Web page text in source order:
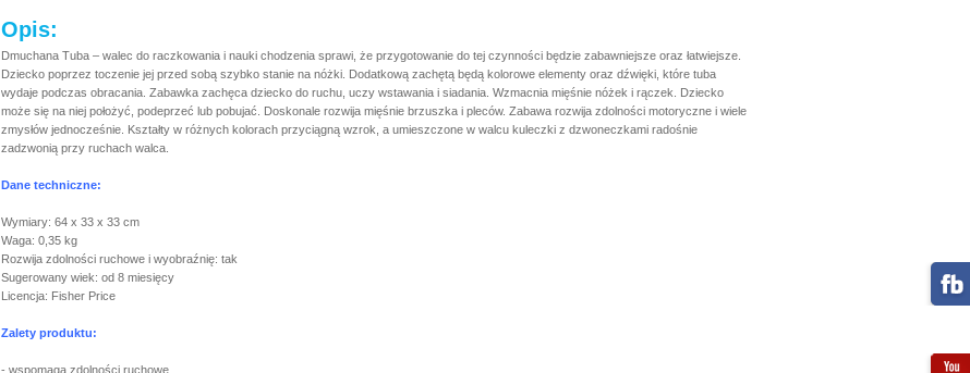
Opis:
Dmuchana Tuba – walec do raczkowania i nauki chodzenia sprawi, że przygotowanie do tej czynności będzie zabawniejsze oraz łatwiejsze.
Dziecko poprzez toczenie jej przed sobą szybko stanie na nóżki. Dodatkową zachętą będą kolorowe elementy oraz dźwięki, które tuba
wydaje podczas obracania. Zabawka zachęca dziecko do ruchu, uczy wstawania i siadania. Wzmacnia mięśnie nóżek i rączek. Dziecko
może się na niej położyć, podeprzeć lub pobujać. Doskonale rozwija mięśnie brzuszka i pleców. Zabawa rozwija zdolności motoryczne i wiele
zmysłów jednocześnie. Kształty w różnych kolorach przyciągną wzrok, a umieszczone w walcu kuleczki z dzwoneczkami radośnie
zadzwonią przy ruchach walca.
Dane techniczne:
Wymiary: 64 x 33 x 33 cm
Waga: 0,35 kg
Rozwija zdolności ruchowe i wyobraźnię: tak
Sugerowany wiek: od 8 miesięcy
Licencja: Fisher Price
Zalety produktu:
- wspomaga zdolności ruchowe